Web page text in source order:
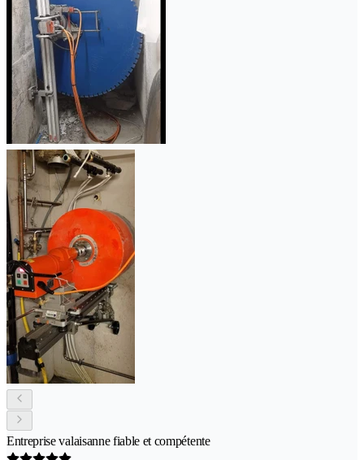
Entreprise valaisanne fiable et compétente